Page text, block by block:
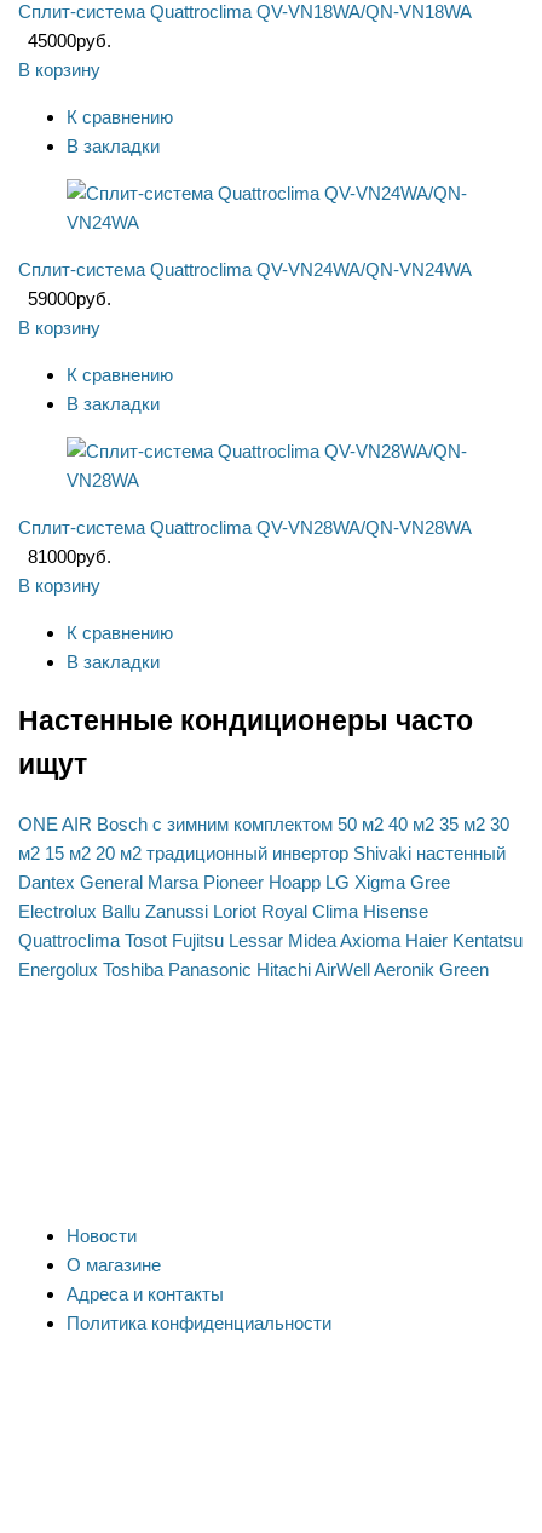
Сплит-система Quattroclima QV-VN18WA/QN-VN18WA
45000руб.
В корзину
К сравнению
В закладки
Сплит-система Quattroclima QV-VN24WA/QN-VN24WA
59000руб.
В корзину
К сравнению
В закладки
Сплит-система Quattroclima QV-VN28WA/QN-VN28WA
81000руб.
В корзину
К сравнению
В закладки
Настенные кондиционеры часто
ищут
ONE AIR Bosch с зимним комплектом 50 м2 40 м2 35 м2 30
м2 15 м2 20 м2 традиционный инвертор Shivaki настенный
Dantex General Marsa Pioneer Hoapp LG Xigma Gree
Electrolux Ballu Zanussi Loriot Royal Clima Hisense
Quattroclima Tosot Fujitsu Lessar MideaAxioma Haier Kentatsu
Energolux Toshiba Panasonic HitachiAirWellAeronik Green
Новости
О магазине
Адреса и контакты
Политика конфиденциальности